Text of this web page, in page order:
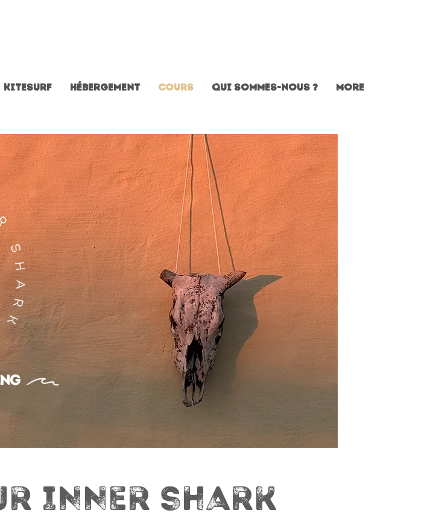
Kitesurf Hébergement Cours Qui sommes-nous ? More
INNER SHARK